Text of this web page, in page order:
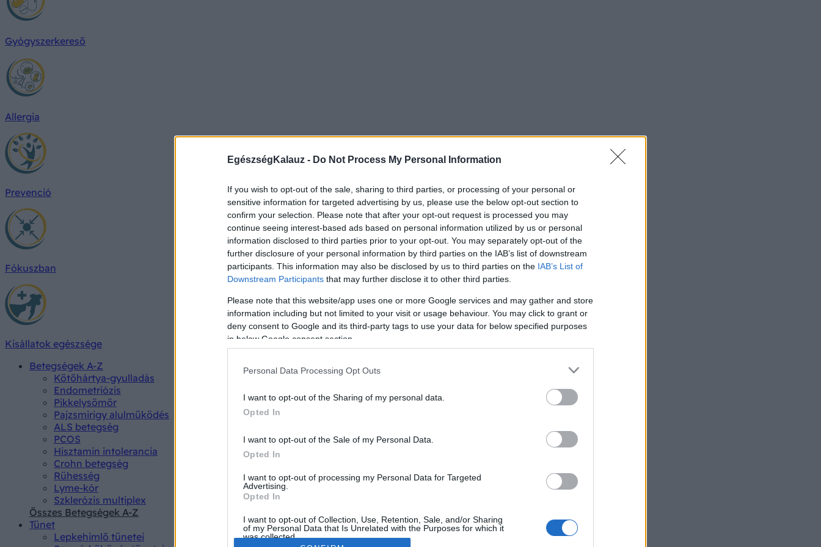
EgészségKalauz - Do Not Process My Personal Information
If you wish to opt-out of the sale, sharing to third parties, or processing of your personal or
sensitive information for targeted advertising by us, please use the below opt-out section to
confirm your selection. Please note that after your opt-out request is processed you may
continue seeing interest-based ads based on personal information utilized by us or personal
information disclosed to third parties prior to your opt-out. You may separately opt-out of the
further disclosure of your personal information by third parties on the IAB’s list of downstream
participants. This information may also be disclosed by us to third parties on the IAB’s List of
Downstream Participants that may further disclose it to other third parties.
Please note that this website/app uses one or more Google services and may gather and store
information including but not limited to your visit or usage behaviour. You may click to grant or
deny consent to Google and its third-party tags to use your data for below specified purposes
in below Google consent section.
Personal Data Processing Opt Outs
I want to opt-out of the Sharing of my personal data.
Opted In
I want to opt-out of the Sale of my Personal Data.
Opted In
I want to opt-out of processing my Personal Data for Targeted
Advertising.
Opted In
I want to opt-out of Collection, Use, Retention, Sale, and/or Sharing
of my Personal Data that Is Unrelated with the Purposes for which it
was collected.
Gyógyszerkereső
Allergia
Prevenció
Fókuszban
Kisállatok egészsége
Betegségek A-Z
Kötőhártya-gyulladás
Endometriózis
Pikkelysömör
Pajzsmirigy alulműködés
ALS betegség
PCOS
Hisztamin intolerancia
Crohn betegség
Rühesség
Lyme-kór
Szklerózis multiplex
Összes Betegségek A-Z
Tünet
Lepkehimlő tünetei